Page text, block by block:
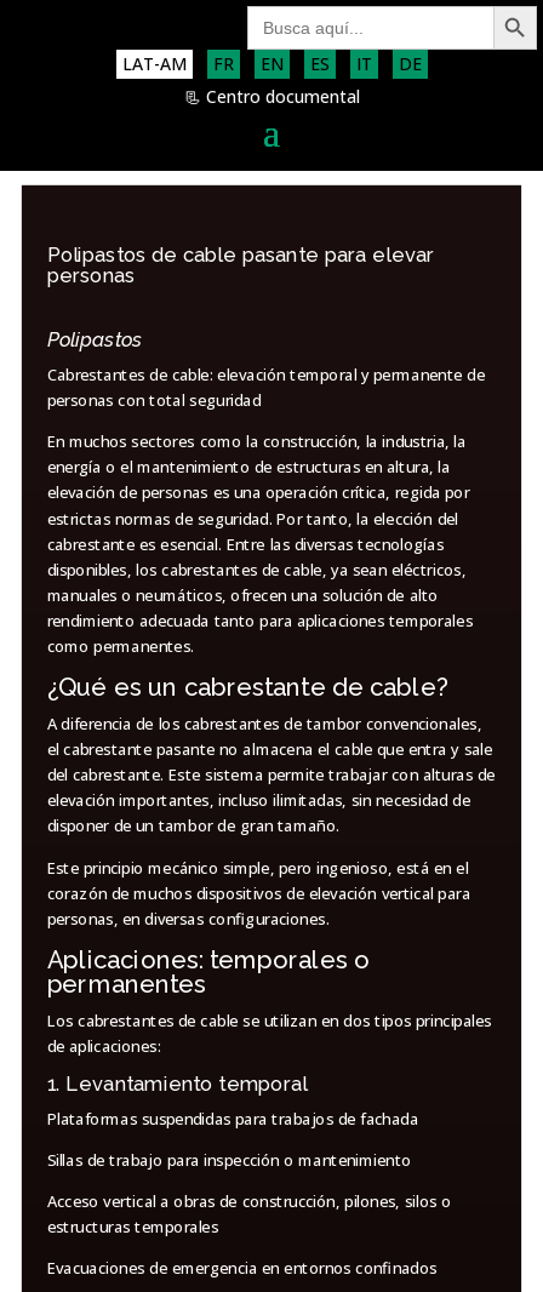
Search
for:
Search Button
LAT-AM FR EN ES IT
DE
📃 Centro documental
Polipastos de cable pasante para elevar
personas
Polipastos
Cabrestantes de cable: elevación temporal y permanente de
personas con total seguridad
En muchos sectores como la construcción, la industria, la
energía o el mantenimiento de estructuras en altura, la
elevación de personas es una operación crítica, regida por
estrictas normas de seguridad. Por tanto, la elección del
cabrestante es esencial. Entre las diversas tecnologías
disponibles, los cabrestantes de cable, ya sean eléctricos,
manuales o neumáticos, ofrecen una solución de alto
rendimiento adecuada tanto para aplicaciones temporales
como permanentes.
¿Qué es un cabrestante de cable?
A diferencia de los cabrestantes de tambor convencionales,
el cabrestante pasante no almacena el cable que entra y sale
del cabrestante. Este sistema permite trabajar con alturas de
elevación importantes, incluso ilimitadas, sin necesidad de
disponer de un tambor de gran tamaño.
Este principio mecánico simple, pero ingenioso, está en el
corazón de muchos dispositivos de elevación vertical para
personas, en diversas configuraciones.
Aplicaciones: temporales o
permanentes
Los cabrestantes de cable se utilizan en dos tipos principales
de aplicaciones:
1. Levantamiento temporal
Plataformas suspendidas para trabajos de fachada
Sillas de trabajo para inspección o mantenimiento
Acceso vertical a obras de construcción, pilones, silos o
estructuras temporales
Evacuaciones de emergencia en entornos confinados